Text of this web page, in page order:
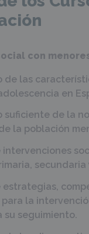
con
de las
en
suficiente de la
la población
intervenciones
secundaria
estrategias,
la
su seguimiento.